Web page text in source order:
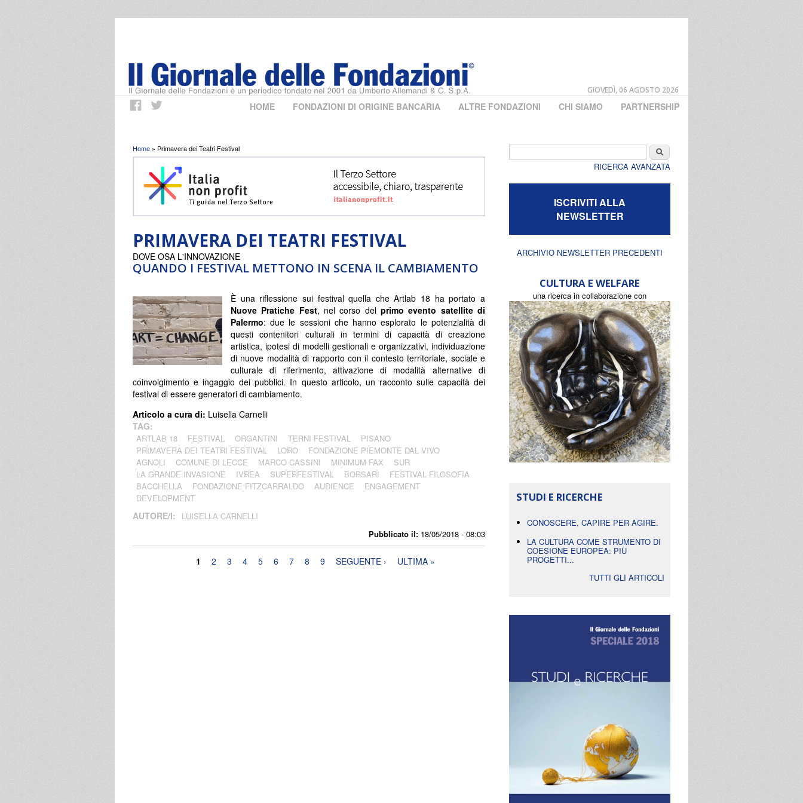
GIOVEDÌ, 06 AGOSTO 2026
HOME FONDAZIONI DI ORIGINE BANCARIA ALTRE FONDAZIONI CHI SIAMO PARTNERSHIP
Tu sei qui
Home » Primavera dei Teatri Festival
PRIMAVERA DEI TEATRI FESTIVAL
QUANDO I FESTIVAL METTONO IN SCENA IL CAMBIAMENTO
Pubblicato il: 18/05/2018 - 08:03
DOVE OSA L'INNOVAZIONE
È una riflessione sui festival quella che Artlab 18 ha portato a
Nuove Pratiche Fest, nel corso delprimo evento satellite di
Palermo: due le sessioni che hanno esplorato le potenzialità di
questi contenitori culturali in termini di capacità di creazione
artistica, ipotesi di modelli gestionali e organizzativi, individuazione
di nuove modalità di rapporto con il contesto territoriale, sociale e
culturale di riferimento, attivazione di modalità alternative di
coinvolgimento e ingaggio dei pubblici. In questo articolo, un racconto sulle capacità dei
festival di essere generatori di cambiamento.
Articolo a cura di: Luisella Carnelli
TAG:
ARTLAB 18 FESTIVAL ORGANTINI TERNI FESTIVAL
PISANO
PRIMAVERA DEI TEATRI FESTIVAL
LORO
FONDAZIONE PIEMONTE DAL VIVO
AGNOLI
COMUNE DI LECCE MARCO CASSINI MINIMUM FAX
SUR
LA GRANDE INVASIONE
IVREA SUPERFESTIVAL BORSARI
FESTIVAL FILOSOFIA
BACCHELLA
FONDAZIONE FITZCARRALDO AUDIENCE
ENGAGEMENT
DEVELOPMENT
AUTORE/I: LUISELLA CARNELLI
1 2 3 4 5 6 7 8 9 SEGUENTE › ULTIMA »
Cerca
RICERCA AVANZATA
ISCRIVITI ALLA
NEWSLETTER
ARCHIVIO NEWSLETTER PRECEDENTI
CULTURA E WELFARE
una ricerca in collaborazione con
STUDI E RICERCHE
CONOSCERE, CAPIRE PER AGIRE.
LA CULTURA COME STRUMENTO DI
COESIONE EUROPEA: PIÙ
PROGETTI...
TUTTI GLI ARTICOLI